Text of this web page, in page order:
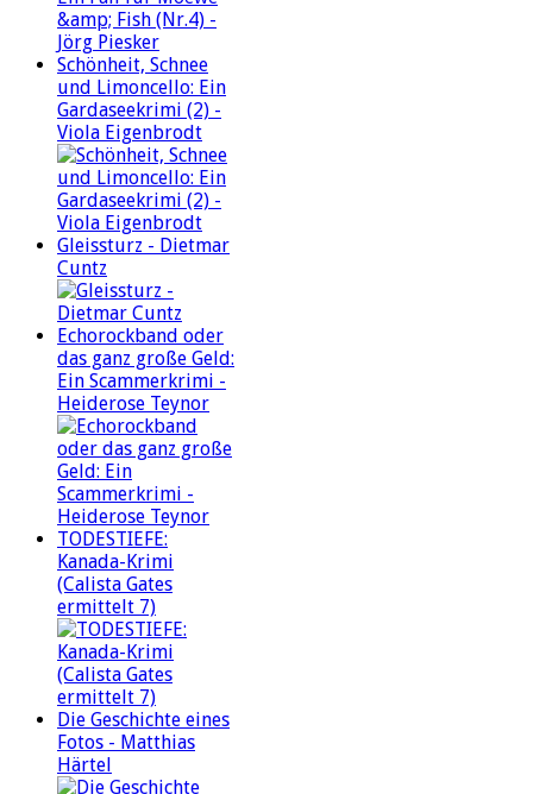
Schönheit, Schnee
und Limoncello: Ein
Gardaseekrimi (2) -
Viola Eigenbrodt
Gleissturz - Dietmar
Cuntz
Echorockband oder
das ganz große Geld:
Ein Scammerkrimi -
Heiderose Teynor
TODESTIEFE:
Kanada-Krimi
(Calista Gates
ermittelt 7)
Die Geschichte eines
Fotos - Matthias
Härtel